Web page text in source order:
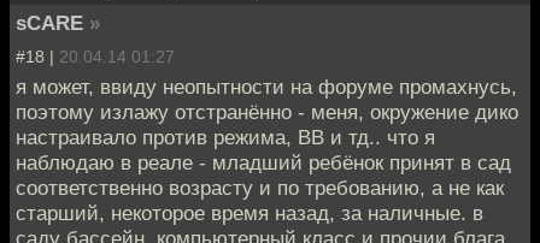
sCARE »
#18 | 20.04.14 01:27
я может, ввиду неопытности на форуме промахнусь,
поэтому излажу отстранённо - меня, окружение дико
настраивало против режима, ВВ и тд.. что я
наблюдаю в реале - младший ребёнок принят в сад
соответственно возрасту и по требованию, а не как
старший, некоторое время назад, за наличные. в